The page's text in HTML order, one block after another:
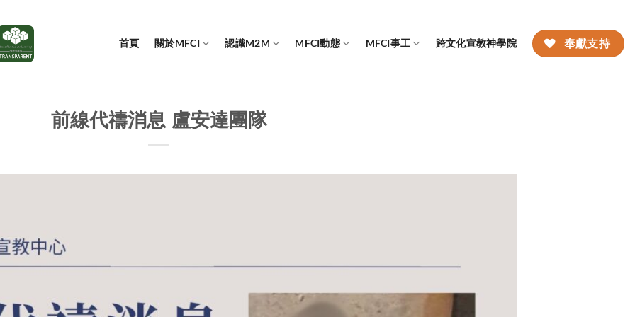
首頁 關於MFCI 認識M2M MFCI動態 MFCI事工 跨文化宣教神學院 奉獻支持
前線代禱消息 盧安達團隊